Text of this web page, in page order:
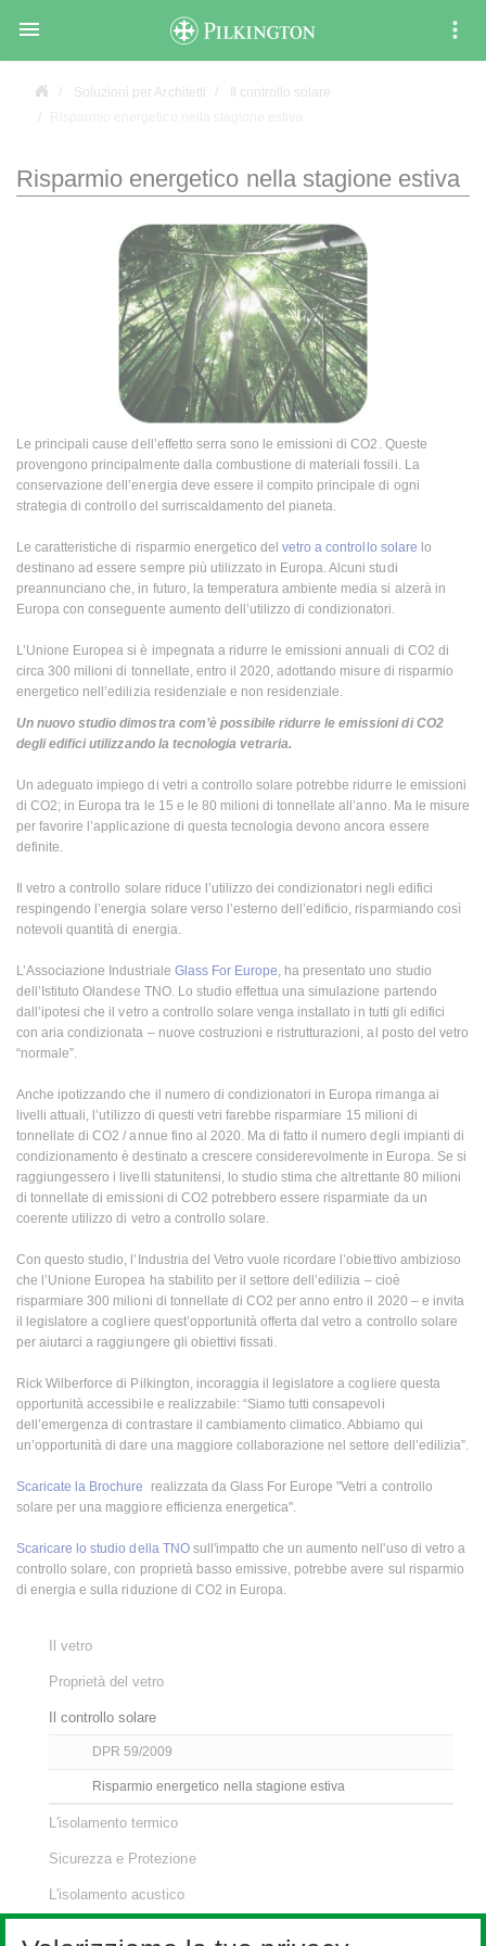

Soluzioni per Architetti
Il controllo solare
Risparmio energetico nella stagione estiva
Le principali cause dell’effetto serra sono le emissioni di CO2. Queste
provengono principalmente dalla combustione di materiali fossili. La
conservazione dell’energia deve essere il compito principale di ogni
strategia di controllo del surriscaldamento del pianeta.
Le caratteristiche di risparmio energetico delvetro a controllo solare lo
destinano ad essere sempre più utilizzato in Europa. Alcuni studi
preannunciano che, in futuro, la temperatura ambiente media si alzerà in
Europa con conseguente aumento dell’utilizzo di condizionatori.
L’Unione Europea si è impegnata a ridurre le emissioni annuali di CO2 di
circa 300 milioni di tonnellate, entro il 2020, adottando misure di risparmio
energetico nell’edilizia residenziale e non residenziale.
Un nuovo studio dimostra com’è possibile ridurre le emissioni di CO2
degli edifici utilizzando la tecnologia vetraria.
Un adeguato impiego di vetri a controllo solare potrebbe ridurre le emissioni
di CO2; in Europa tra le 15 e le 80 milioni di tonnellate all’anno. Ma le misure
per favorire l’applicazione di questa tecnologia devono ancora essere
definite.
Il vetro a controllo solare riduce l’utilizzo dei condizionatori negli edifici
respingendo l’energia solare verso l’esterno dell’edificio, risparmiando così
notevoli quantità di energia.
L’Associazione Industriale Glass For Europe, ha presentato uno studio
dell’Istituto Olandese TNO. Lo studio effettua una simulazione partendo
dall’ipotesi che il vetro a controllo solare venga installato in tutti gli edifici
con aria condizionata – nuove costruzioni e ristrutturazioni, al posto del vetro
“normale”.
Anche ipotizzando che il numero di condizionatori in Europa rimanga ai
livelli attuali, l’utilizzo di questi vetri farebbe risparmiare 15 milioni di
tonnellate di CO2 / annue fino al 2020. Ma di fatto il numero degli impianti di
condizionamento è destinato a crescere considerevolmente in Europa. Se si
raggiungessero i livelli statunitensi, lo studio stima che altrettante 80 milioni
di tonnellate di emissioni di CO2 potrebbero essere risparmiate da un
coerente utilizzo di vetro a controllo solare.
Con questo studio, l’Industria del Vetro vuole ricordare l’obiettivo ambizioso
che l’Unione Europea ha stabilito per il settore dell’edilizia – cioè
risparmiare 300 milioni di tonnellate di CO2 per anno entro il 2020 – e invita
il legislatore a cogliere quest’opportunità offerta dal vetro a controllo solare
per aiutarci a raggiungere gli obiettivi fissati.
Rick Wilberforce di Pilkington, incoraggia il legislatore a cogliere questa
opportunità accessibile e realizzabile: “Siamo tutti consapevoli
dell’emergenza di contrastare il cambiamento climatico. Abbiamo qui
un’opportunità di dare una maggiore collaborazione nel settore dell’edilizia”.
Scaricate la Brochure
realizzata da Glass For Europe "Vetri a controllo
solare per una maggiore efficienza energetica".
Scaricare lo studio della TNOsull'impatto che un aumento nell'uso di vetro a
controllo solare, con proprietà basso emissive, potrebbe avere sul risparmio
di energia e sulla riduzione di CO2 in Europa.
Il vetro
Proprietà del vetro
Il controllo solare
DPR 59/2009
Risparmio energetico nella stagione estiva
L'isolamento termico
Sicurezza e Protezione
L'isolamento acustico